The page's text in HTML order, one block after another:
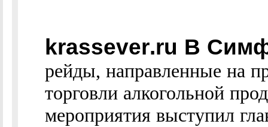
krassever.ru В
рейды, направленные на
торговли алкогольной
мероприятия выступил